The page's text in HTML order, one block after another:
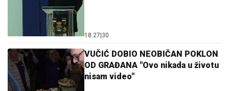
18:27 30
VUČIĆ DOBIO NEOBIČAN POKLON
OD GRAĐANA "Ovo nikada u životu
nisam video"